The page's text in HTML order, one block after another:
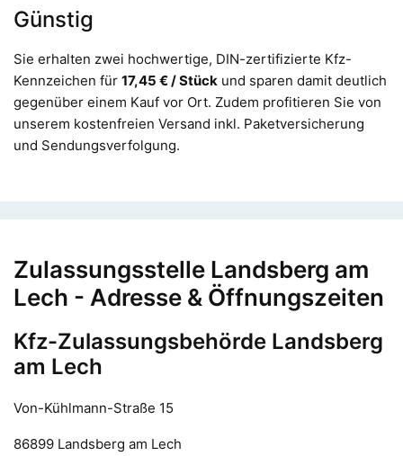
Günstig
Sie erhalten zwei hochwertige, DIN-zertifizierte Kfz-
Kennzeichen für 17,45 € / Stück und sparen damit deutlich
gegenüber einem Kauf vor Ort. Zudem profitieren Sie von
unserem kostenfreien Versand inkl. Paketversicherung
und Sendungsverfolgung.
Zulassungsstelle Landsberg am
Lech - Adresse & Öffnungszeiten
Kfz-Zulassungsbehörde Landsberg
am Lech
Von-Kühlmann-Straße 15
86899 Landsberg am Lech